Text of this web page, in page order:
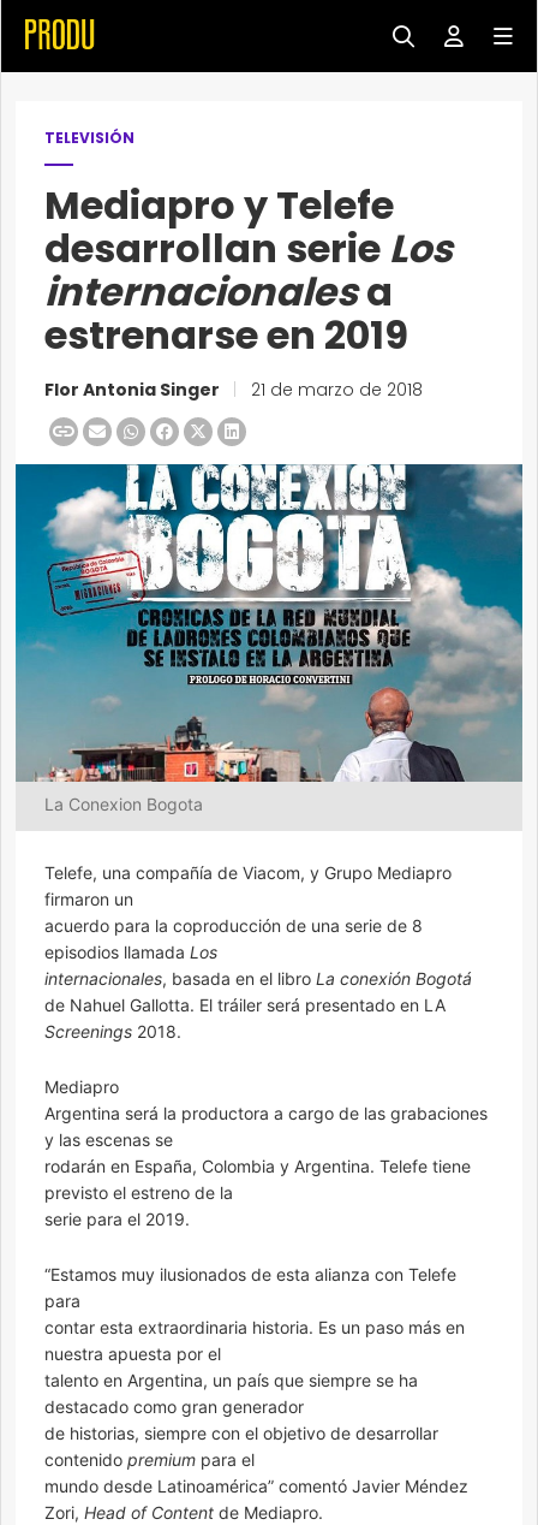
TELEVISIÓN
Mediapro y Telefe
desarrollan serie Los
internacionalesa
estrenarse en 2019
Flor Antonia Singer 21 de marzo de 2018
La Conexion Bogota
Telefe, una compañía de Viacom, y Grupo Mediapro
firmaron un
acuerdo para la coproducción de una serie de 8
episodios llamada Los
internacionales, basada en el libro La conexión Bogotá
de Nahuel Gallotta. El tráiler será presentado en LA
Screenings 2018.
Mediapro
Argentina será la productora a cargo de las grabaciones
y las escenas se
rodarán en España, Colombia y Argentina. Telefe tiene
previsto el estreno de la
serie para el 2019.
“Estamos muy ilusionados de esta alianza con Telefe
para
contar esta extraordinaria historia. Es un paso más en
nuestra apuesta por el
talento en Argentina, un país que siempre se ha
destacado como gran generador
de historias, siempre con el objetivo de desarrollar
contenido premium para el
mundo desde Latinoamérica” comentó Javier Méndez
Zori, Head of Content de Mediapro.